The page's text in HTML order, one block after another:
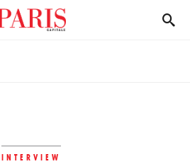
INTERVIEW